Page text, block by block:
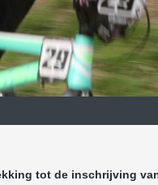
tot de inschrijving